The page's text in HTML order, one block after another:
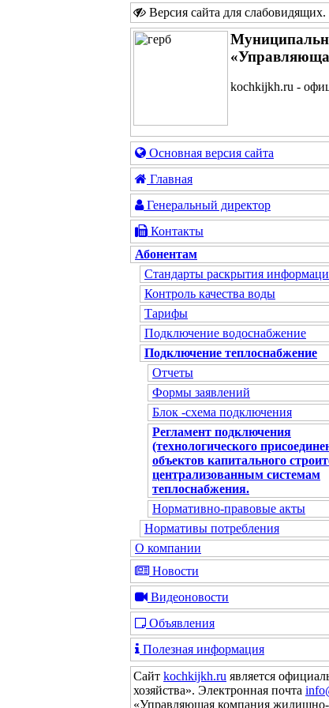
Версия сайта для слабовидящих.
kochkijkh.ru -
Основная версия сайта
Главная
Генеральный директор
Контакты
Абонентам
Стандарты раскрытия
Контроль качества воды
Тарифы
Подключение водоснабжение
Подключение теплоснабжение
Отчеты
Формы заявлений
Блок -схема подключения
Регламент подключения
(технологического
объектов капитального
централизованным системам
теплоснабжения.
Нормативно-правовые акты
Нормативы потребления
О компании
Новости
Видеоновости
Объявления
Полезная информация
Сайт kochkijkh.ru является
хозяйства». Электронная почта
«Управляющая компания жилищно-